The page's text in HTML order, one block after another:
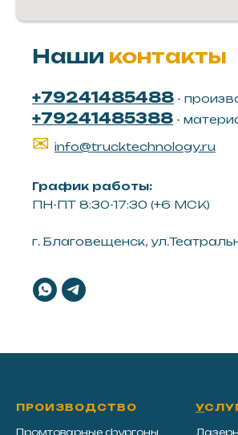
Наши контакты
+79241485488 -
+79241485388 -
✉ info@trucktechnology.ru
График работы:
ПН-ПТ 8:30-17:30 (+6 МСК)
г. Благовещенск,
ПРОИЗВОДСТВО
Промтоварные фургоны
У